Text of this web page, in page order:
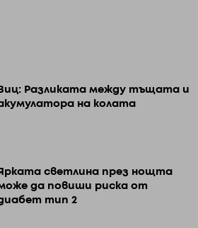
Виц: Разликата между тъщата и
на колата
светлина през нощта
да повиши риска от
тип 2